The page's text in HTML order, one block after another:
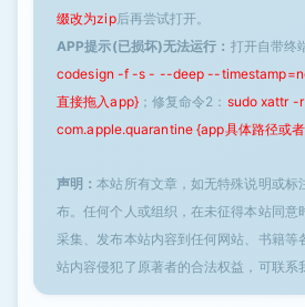
缀改为zip后再尝试打开。
APP提示(已损坏)无法运行： 打开自带终
codesign -f -s - --deep --
直接拖入app}；修复命令2： sudo xattr -
com.apple.quarantine {app具体路径或
声明：本站所有文章，如无特殊说明或标
布。任何个人或组织，在未征得本站同意
采集、发布本站内容到任何网站、书籍等
站内容侵犯了原著者的合法权益，可联系